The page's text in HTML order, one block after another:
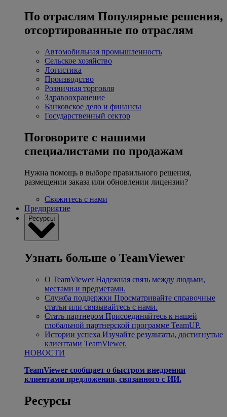
По отраслям Популярные решения,
отсортированные по отраслям
Автомобильная промышленность
Сельское хозяйство
Логистика
Производство
Розничная торговля
Здравоохранение
Банковское дело и финансы
Государственный сектор
Поговорите с нашими
специалистами по продажам
Нужна помощь в выборе правильного решения,
размещении заказа или обновлении лицензии?
Свяжитесь с нами
Предприятие
Ресурсы
Узнать больше о TeamViewer
О TeamViewer Надежная связь между людьми,
местами и предметами.
Служба поддержки Просматривайте справочные
статьи или связывайтесь с нами.
Стать партнером Присоединяйтесь к нашей
глобальной партнерской программе TeamUP.
Истории успеха Изучайте результаты, достигнутые
клиентами TeamViewer.
НОВОСТИ
TeamViewer сообщает о быстром внедрении
клиентами предложения, связанного с ИИ.
Ресурсы